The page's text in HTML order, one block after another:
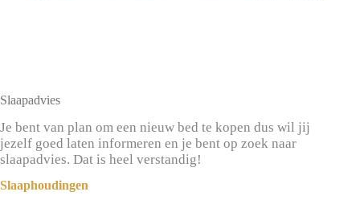
Slaapadvies
Je bent van plan om een nieuw bed te kopen dus wil jij
jezelf goed laten informeren en je bent op zoek naar
slaapadvies. Dat is heel verstandig!
Slaaphoudingen